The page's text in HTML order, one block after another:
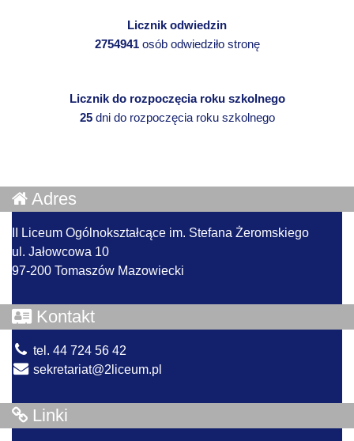
Licznik odwiedzin
2754941osób odwiedziło stronę
Licznik do rozpoczęcia roku szkolnego
25dni do rozpoczęcia roku szkolnego
Adres
II Liceum Ogólnokształcące im. Stefana Żeromskiego
ul. Jałowcowa 10
97-200 Tomaszów Mazowiecki
Kontakt
tel. 44 724 56 42
sekretariat@2liceum.pl
Linki